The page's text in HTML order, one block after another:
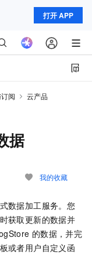
打开 APP
阅
云产品
据
我的收藏
数据加工服务。您
获取更新的数据并
的数据，并完
或者用户自定义函